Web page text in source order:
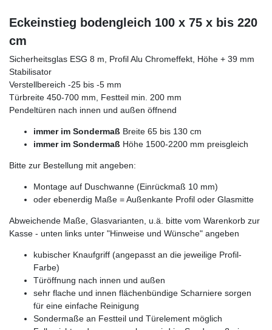
Eckeinstieg bodengleich 100 x 75 x bis 220
cm
Sicherheitsglas ESG 8 m, Profil Alu Chromeffekt, Höhe + 39 mm
Stabilisator
Verstellbereich -25 bis -5 mm
Türbreite 450-700 mm, Festteil min. 200 mm
Pendeltüren nach innen und außen öffnend
immer im Sondermaß Breite 65 bis 130 cm
immer im Sondermaß Höhe 1500-2200 mm preisgleich
Bitte zur Bestellung mit angeben:
Montage auf Duschwanne (Einrückmaß 10 mm)
oder ebenerdig Maße = Außenkante Profil oder Glasmitte
Abweichende Maße, Glasvarianten, u.ä. bitte vom Warenkorb zur
Kasse - unten links unter "Hinweise und Wünsche" angeben
kubischer Knaufgriff (angepasst an die jeweilige Profil-
Farbe)
Türöffnung nach innen und außen
sehr flache und innen flächenbündige Scharniere sorgen
für eine einfache Reinigung
Sondermaße an Festteil und Türelement möglich